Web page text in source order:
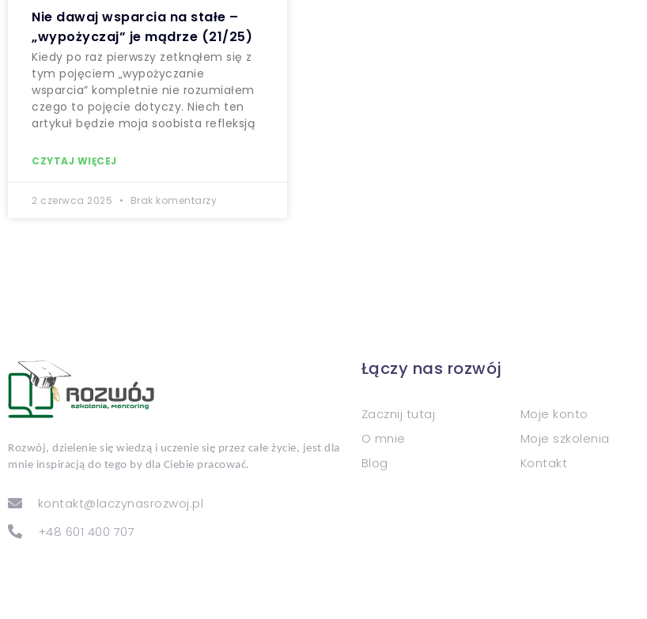
Nie dawaj wsparcia na stałe –
„wypożyczaj” je mądrze (21/25)
Kiedy po raz pierwszy zetknąłem się z
tym pojęciem „wypożyczanie
wsparcia” kompletnie nie rozumiałem
czego to pojęcie dotyczy. Niech ten
artykuł będzie moja soobista refleksją
CZYTAJ WIĘCEJ
2 czerwca 2025 Brak komentarzy
Rozwój, dzielenie się wiedzą i uczenie się przez całe życie, jest dla
mnie inspiracją do tego by dla Ciebie pracować.
kontakt@laczynasrozwoj.pl
+48 601 400 707
Łączy nas rozwój
Zacznij tutaj
O mnie
Blog
Moje konto
Moje szkolenia
Kontakt